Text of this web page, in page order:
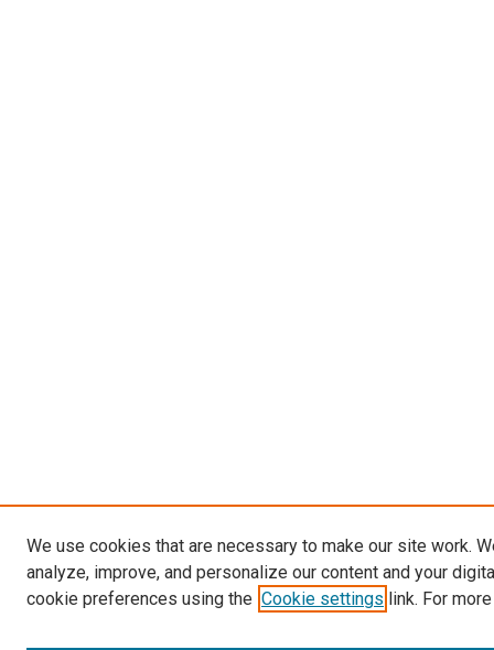
We use cookies that are necessary to make our site work.
analyze, improve, and personalize our content and your
cookie preferences using the Cookie settings link. For